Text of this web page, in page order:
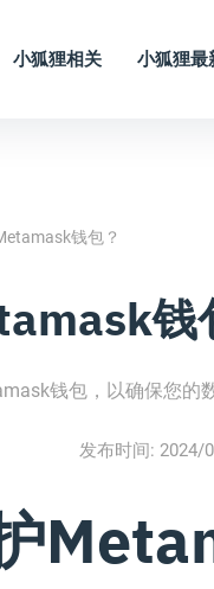
小狐狸相关 小狐狸最
钱包？
钱
钱包，以确保您的
发布时间: 2024/